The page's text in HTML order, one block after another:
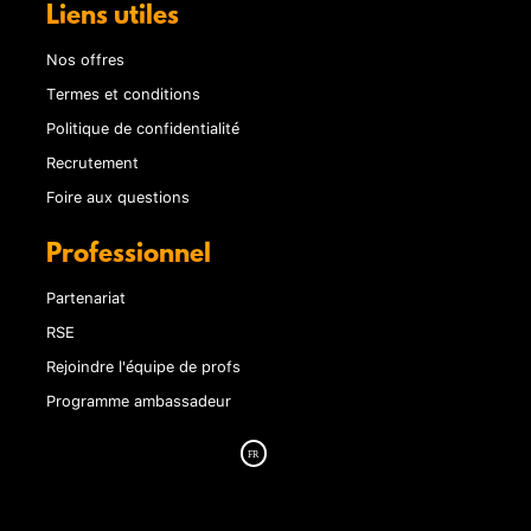
Liens utiles
Nos offres
Termes et conditions
Politique de confidentialité
Recrutement
Foire aux questions
Professionnel
Partenariat
RSE
Rejoindre l'équipe de profs
Programme ambassadeur